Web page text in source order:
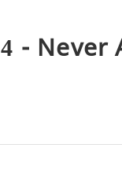
- Never